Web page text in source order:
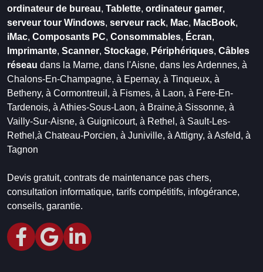
ordinateur de bureau, Tablette, ordinateur gamer,
serveur tour Windows, serveur rack, Mac, MacBook,
iMac, Composants PC, Consommables, Écran,
Imprimante, Scanner, Stockage, Périphériques, Câbles
réseau dans la Marne, dans l'Aisne, dans les Ardennes, à
Chalons-En-Champagne, à Epernay, à Tinqueux, à
Betheny, à Cormontreuil, à Fismes, à Laon, à Fere-En-
Tardenois, à Athies-Sous-Laon, à Braine,à Sissonne, à
Vailly-Sur-Aisne, à Guignicourt, à Rethel, à Sault-Les-
Rethel,à Chateau-Porcien, à Juniville, à Attigny, à Asfeld, à
Tagnon
Devis gratuit, contrats de maintenance pas chers,
consultation informatique, tarifs compétitifs, infogérance,
conseils, garantie.